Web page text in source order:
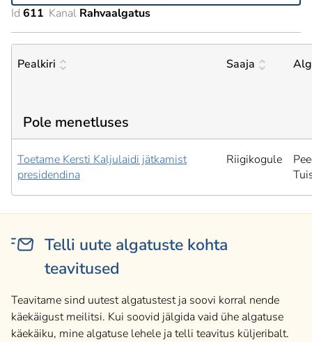
Id 611 Kanal Rahvaalgatus
Pealkiri Saaja
Pole menetluses
Toetame Kersti Kaljulaidi jätkamist
presidendina
Riigikogule
Telli uute algatuste kohta
teavitused
Teavitame sind uutest algatustest ja soovi korral nende
käekäigust meilitsi. Kui soovid jälgida vaid ühe algatuse
käekäiku, mine algatuse lehele ja telli teavitus küljeribalt.